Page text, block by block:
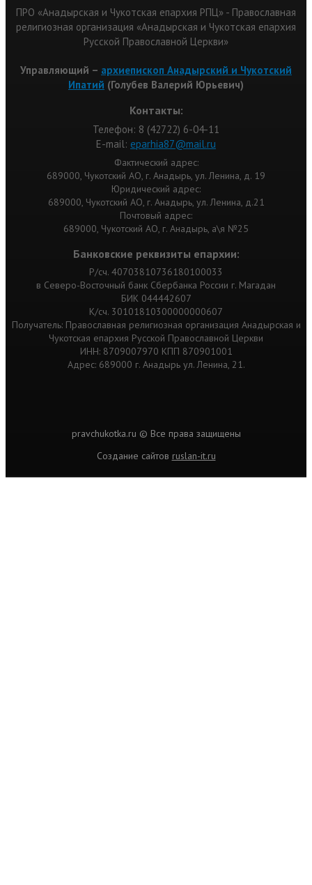
ПРО «Анадырская и Чукотская епархия РПЦ» - Православная
религиозная организация «Анадырская и Чукотская епархия
Русской Православной Церкви»
Управляющий – архиепископ Анадырский и Чукотский
Ипатий (Голубев Валерий Юрьевич)
Контакты:
Телефон: 8 (42722) 6-04-11
Е-mail: eparhia87@mail.ru
Фактический адрес:
689000, Чукотский АО, г. Анадырь, ул. Ленина, д. 19
Юридический адрес:
689000, Чукотский АО, г. Анадырь, ул. Ленина, д.21
Почтовый адрес:
689000, Чукотский АО, г. Анадырь, а\я №25
Банковские реквизиты епархии:
Р/сч. 40703810736180100033
в Северо-Восточный банк Сбербанка России г. Магадан
БИК 044442607
К/сч. 30101810300000000607
Получатель: Православная религиозная организация Анадырская и
Чукотская епархия Русской Православной Церкви
ИНН: 8709007970 КПП 870901001
Адрес: 689000 г. Анадырь ул. Ленина, 21.
pravchukotka.ru © Все права защищены
Cоздание сайтов ruslan-it.ru